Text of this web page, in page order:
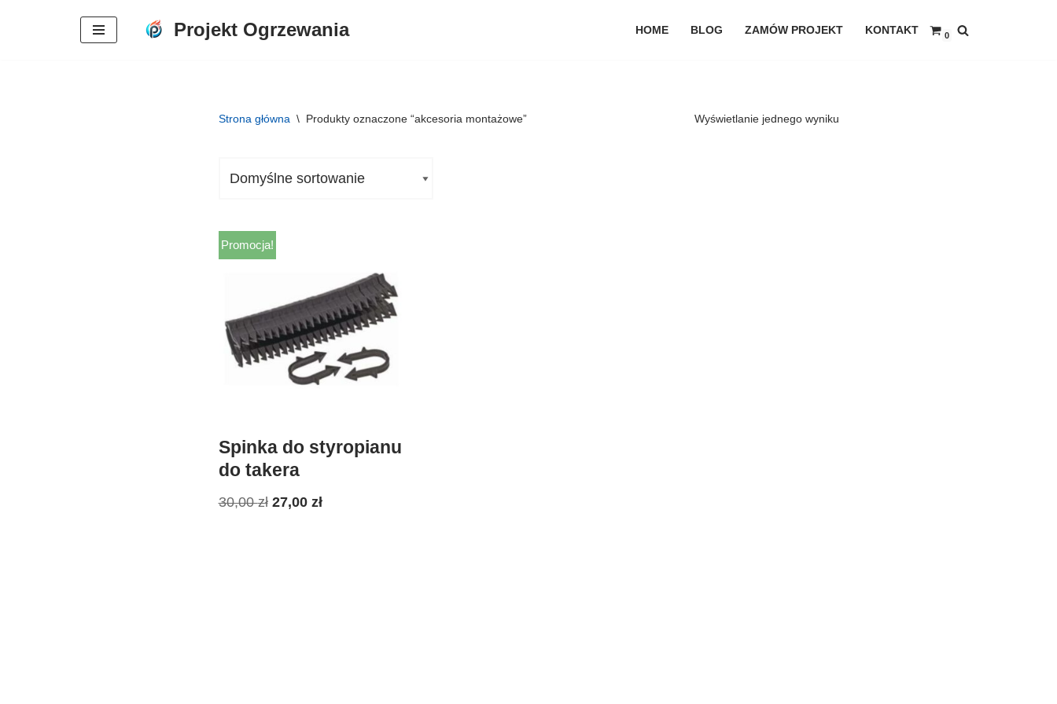
Projekt Ogrzewania HOME BLOG ZAMÓW PROJEKT KONTAKT 0
Strona główna \ Produkty oznaczone “akcesoria montażowe” Wyświetlanie jednego wyniku
Promocja!
Spinka do styropianu
do takera
30,00zł 27,00 zł